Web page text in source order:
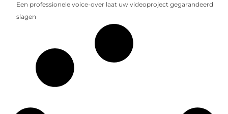
Een professionele voice-over laat uw videoproject gegarandeerd
slagen